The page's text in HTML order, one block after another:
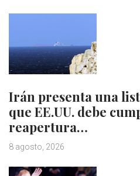
Irán presenta una
que EE.UU. debe
reapertura…
8 agosto, 2026